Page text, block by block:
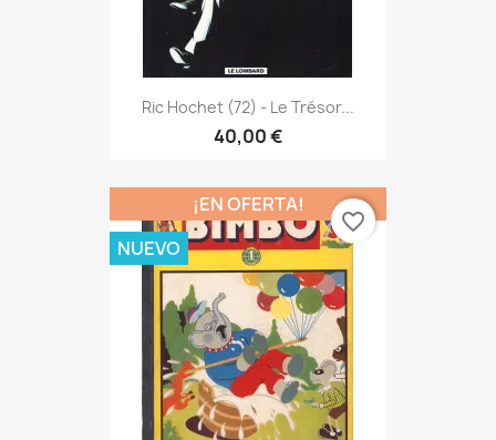
Ric Hochet (72) - Le Trésor...
40,00 €
¡EN OFERTA!
NUEVO
favorite_border